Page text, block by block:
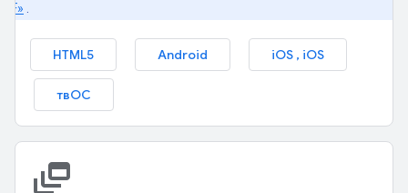
HTML5 Android iOS , iOS
твОС
dynamic_feed